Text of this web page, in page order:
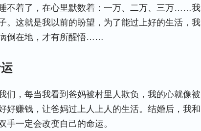
不着了，在心里默数着：一万、二万、三万……我
。这就是我以前的盼望，为了能过上好的生活，我
倒在地，才有所醒悟……
们，每当我看到爸妈被村里人欺负，我的心就像被
好赚钱，让爸妈过上人上人的生活。结婚后，我和
一定会改变自己的命运。